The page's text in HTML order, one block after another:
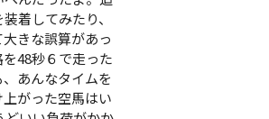
着してみたり、
きな誤算があっ
48秒６で走った
あんなタイムを
がった空馬はい